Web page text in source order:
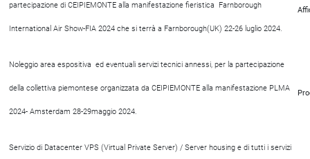
partecipazione di CEIPIEMONTE alla manifestazione fieristica Farnborough
International Air Show-FIA 2024 che si terrà a Farnborough(UK) 22-26 luglio 2024.
Noleggio area espositiva ed eventuali servizi tecnici annessi, per la partecipazione
della collettiva piemontese organizzata da CEIPIEMONTE alla manifestazione PLMA
2024- Amsterdam 28-29maggio 2024.
Servizio di Datacenter VPS (Virtual Private Server) / Server housing e di tutti i servizi